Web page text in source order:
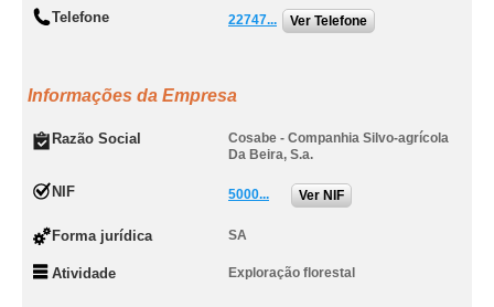
Telefone 22747... Ver Telefone
Informações da Empresa
Razão Social
Cosabe - Companhia Silvo-agrícola
Da Beira, S.a.
NIF 5000... Ver NIF
Forma jurídica SA
Atividade Exploração florestal